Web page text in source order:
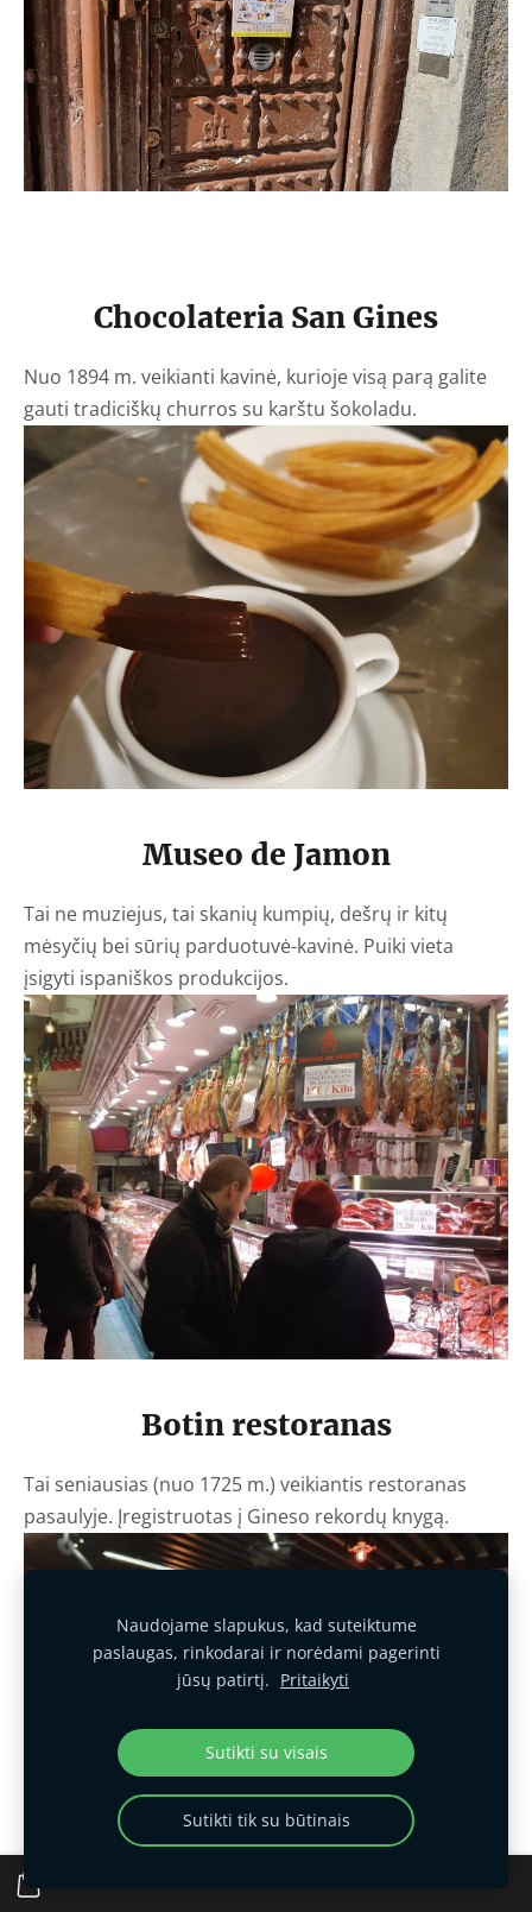
Chocolateria San Gines
Nuo 1894 m. veikianti kavinė, kurioje visą parą galite
gauti tradiciškų churros su karštu šokoladu.
Museo de Jamon
Tai ne muziejus, tai skanių kumpių, dešrų ir kitų
mėsyčių bei sūrių parduotuvė-kavinė. Puiki vieta
įsigyti ispaniškos produkcijos.
Botin restoranas
Tai seniausias (nuo 1725 m.) veikiantis restoranas
pasaulyje. Įregistruotas į Gineso rekordų knygą.
Naudojame slapukus, kad suteiktume
paslaugas, rinkodarai ir norėdami pagerinti
jūsų patirtį. Pritaikyti
Sutikti su visais
Sutikti tik su būtinais